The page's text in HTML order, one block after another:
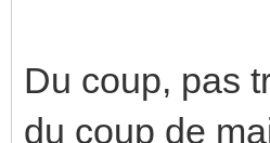
Du coup, pas
du coup de